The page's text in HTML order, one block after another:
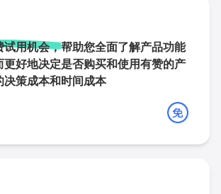
试用机会，帮助您全面了解产品功能
更好地决定是否购买和使用有赞的产
决策成本和时间成本